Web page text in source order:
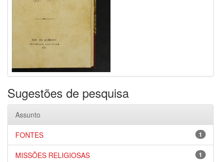
Sugestões de pesquisa
Assunto
1
FONTES
1
MISSÕES RELIGIOSAS